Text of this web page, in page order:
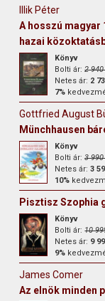
Illik Péter
A hosszú magyar
hazai
Könyv
Bolti ár:2 940
Netes ár: 2
7%
Gottfried August
Münchhausen
Könyv
Bolti ár:3 990
Netes ár:3
10%
Pisztisz Szophia
Könyv
Bolti ár:10
Netes ár: 9
9%
James Comer
Az elnök minden